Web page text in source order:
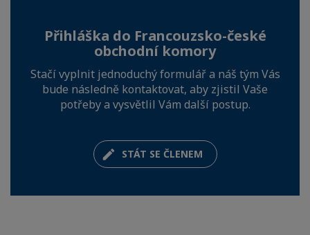
Přihláška do Francouzsko-české
obchodní komory
Stačí vyplnit jednoduchý formulář a náš tým Vás
bude následně kontaktovat, aby zjistil Vaše
potřeby a vysvětlil Vám další postup.
STÁT SE ČLENEM